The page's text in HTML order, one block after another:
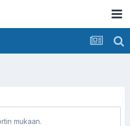
mukaan.